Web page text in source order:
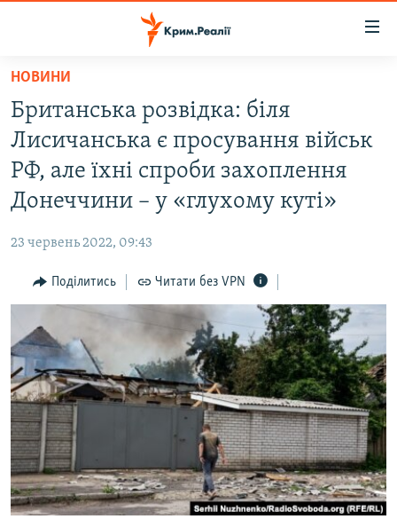
Перейти
основного
матеріалу
Перейти
до
основної
Перейти
пошуку
ВОДА.КРИМ
ВІДЕО ТА ФОТО
ПОЛІТИКА
ПОГЛЯД
ІНТЕРВ'Ю
ВСЕ ЗА ДЕНЬ
СПЕЦПРОЕКТИ
ДЕПОРТАЦІЯ
ВІДЕОУРОКИ «ELIFBE»
СВІДЧЕННЯ ОКУПАЦІЇ
УКРАЇНСЬКА ПРОБЛЕМА КРИМУ
ІНФОГРАФІКА
ЯК ОБІЙТИ БЛОКУВАННЯ
Русский
Qırımtatar
ДОЛУЧАЙСЯ!
НОВИНИ
Британська розвідка: біля
Лисичанська є просування військ
РФ, але їхні спроби захоплення
Донеччини – у «глухому куті»
23 червень 2022, 09:43
Поділитись Читати без VPN